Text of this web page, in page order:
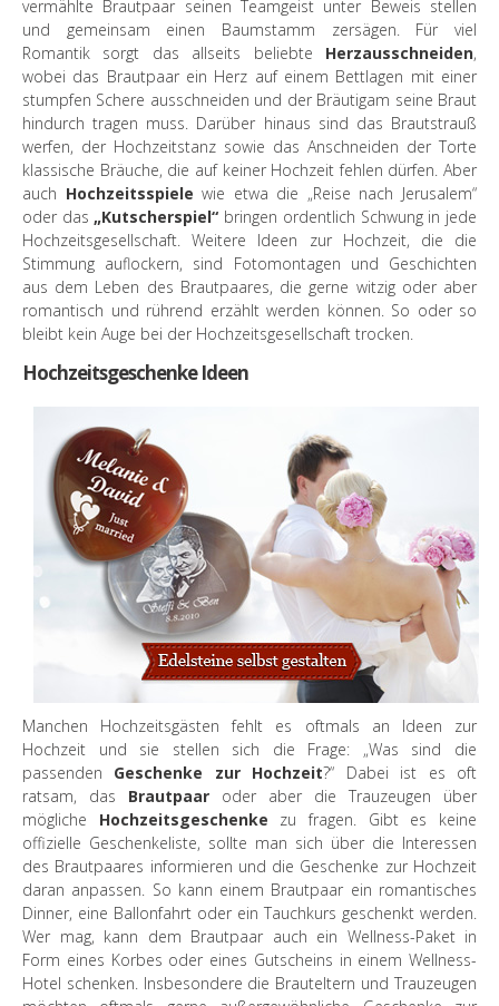
vermählte Brautpaar seinen Teamgeist unter Beweis stellen
und gemeinsam einen Baumstamm zersägen. Für viel
Romantik sorgt das allseits beliebte Herzausschneiden,
wobei das Brautpaar ein Herz auf einem Bettlagen mit einer
stumpfen Schere ausschneiden und der Bräutigam seine Braut
hindurch tragen muss. Darüber hinaus sind das Brautstrauß
werfen, der Hochzeitstanz sowie das Anschneiden der Torte
klassische Bräuche, die auf keiner Hochzeit fehlen dürfen. Aber
auch Hochzeitsspiele wie etwa die „Reise nach Jerusalem“
oder das „Kutscherspiel“ bringen ordentlich Schwung in jede
Hochzeitsgesellschaft. Weitere Ideen zur Hochzeit, die die
Stimmung auflockern, sind Fotomontagen und Geschichten
aus dem Leben des Brautpaares, die gerne witzig oder aber
romantisch und rührend erzählt werden können. So oder so
bleibt kein Auge bei der Hochzeitsgesellschaft trocken.
Hochzeitsgeschenke Ideen
Manchen Hochzeitsgästen fehlt es oftmals an Ideen zur
Hochzeit und sie stellen sich die Frage: „Was sind die
passenden Geschenke zur Hochzeit?“ Dabei ist es oft
ratsam, das Brautpaar oder aber die Trauzeugen über
mögliche Hochzeitsgeschenke zu fragen. Gibt es keine
offizielle Geschenkeliste, sollte man sich über die Interessen
des Brautpaares informieren und die Geschenke zur Hochzeit
daran anpassen. So kann einem Brautpaar ein romantisches
Dinner, eine Ballonfahrt oder ein Tauchkurs geschenkt werden.
Wer mag, kann dem Brautpaar auch ein Wellness-Paket in
Form eines Korbes oder eines Gutscheins in einem Wellness-
Hotel schenken. Insbesondere die Brauteltern und Trauzeugen